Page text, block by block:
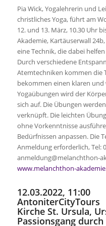
Pia Wick, Yogalehrerin und
christliches Yoga, führt am
12. und 13. März, 10.30 Uhr
Akademie, Kartäuserwall
eine Technik, die dabei
Durch verschiedene
Atemtechniken kommen die
bekommen einen klaren und
Yogaübungen wird der
sich auf. Die Übungen
verknüpft. Die leichten
ohne Vorkenntnisse
Bedürfnissen anpassen. Die
Anmeldung erforderlich, Tel:
anmeldung@melanchthon-
www.melanchthon-
12.03.2022, 11:00
AntoniterCityTours
Kirche St. Ursula,
Passionsgang